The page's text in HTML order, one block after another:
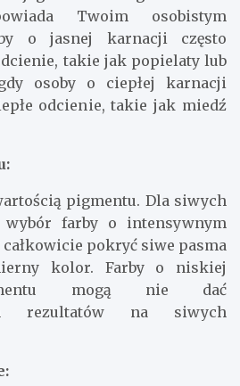
Twoim osobistym
o jasnej karnacji często
takie jak popielaty lub
osoby o ciepłej karnacji
odcienie, takie jak miedź
pigmentu. Dla siwych
wybór farby o intensywnym
pokryć siwe pasma
kolor. Farby o niskiej
mogą nie dać
rezultatów na siwych